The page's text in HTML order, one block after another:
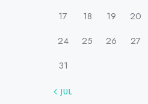
17
18 19 20
24
25 26 27
31
« JUL